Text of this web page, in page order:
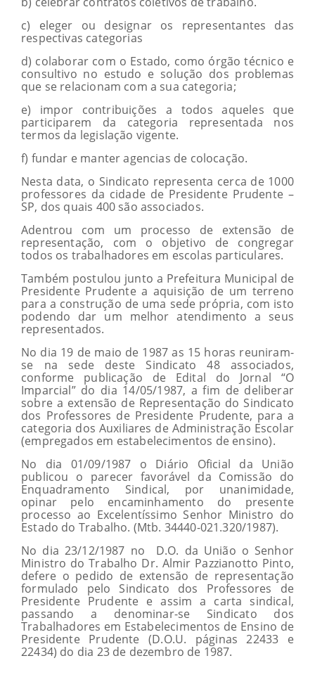
c) eleger ou designar os representantes das
respectivas categorias
d) colaborar com o Estado, como órgão técnico e
consultivo no estudo e solução dos problemas
que se relacionam com a sua categoria;
e) impor contribuições a todos aqueles que
participarem da categoria representada nos
termos da legislação vigente.
f) fundar e manter agencias de colocação.
Nesta data, o Sindicato representa cerca de 1000
professores da cidade de Presidente Prudente –
SP, dos quais 400 são associados.
Adentrou com um processo de extensão de
representação, com o objetivo de congregar
todos os trabalhadores em escolas particulares.
Também postulou junto a Prefeitura Municipal de
Presidente Prudente a aquisição de um terreno
para a construção de uma sede própria, com isto
podendo dar um melhor atendimento a seus
representados.
No dia 19 de maio de 1987 as 15 horas reuniram-
se na sede deste Sindicato 48 associados,
conforme publicação de Edital do Jornal “O
Imparcial” do dia 14/05/1987, a fim de deliberar
sobre a extensão de Representação do Sindicato
dos Professores de Presidente Prudente, para a
categoria dos Auxiliares de Administração Escolar
(empregados em estabelecimentos de ensino).
No dia 01/09/1987 o Diário Oficial da União
publicou o parecer favorável da Comissão do
Enquadramento Sindical, por unanimidade,
opinar pelo encaminhamento do presente
processo ao Excelentíssimo Senhor Ministro do
Estado do Trabalho. (Mtb. 34440-021.320/1987).
No dia 23/12/1987 no D.O. da União o Senhor
Ministro do Trabalho Dr. Almir Pazzianotto Pinto,
defere o pedido de extensão de representação
formulado pelo Sindicato dos Professores de
Presidente Prudente e assim a carta sindical,
passando a denominar-se Sindicato dos
Trabalhadores em Estabelecimentos de Ensino de
Presidente Prudente (D.O.U. páginas 22433 e
22434) do dia 23 de dezembro de 1987.